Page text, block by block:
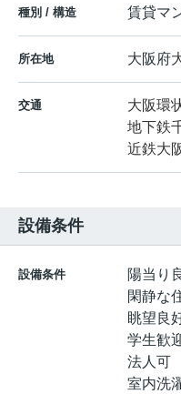
種別 / 構造 賃貸マ
所在地 大阪府
交通 大阪環
地下鉄
近鉄大
設備条件
設備条件
陽当り
閑静な
眺望良
学生歓
法人可
室内洗